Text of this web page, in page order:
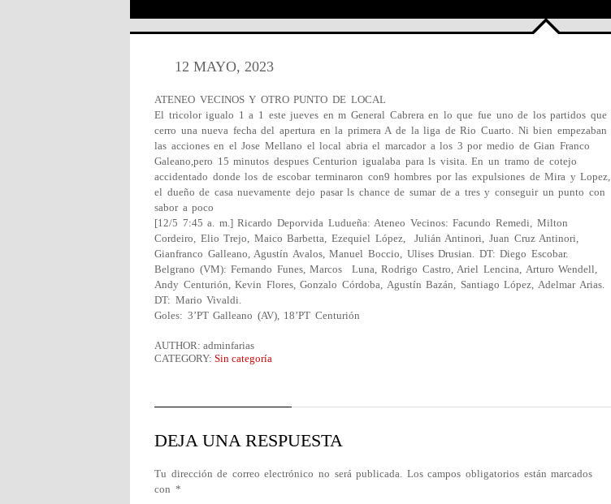
12 MAYO, 2023
ATENEO VECINOS Y OTRO PUNTO DE LOCAL
El tricolor igualo 1 a 1 este jueves en m General Cabrera en lo que fue uno de los partidos que
cerro una nueva fecha del apertura en la primera A de la liga de Rio Cuarto. Ni bien empezaban
las acciones en el Jose Mellano el local abria el marcador a los 3 por medio de Gian Franco
Galeano,pero 15 minutos despues Centurion igualaba para ls visita. En un tramo de cotejo
accidentado donde los de escobar terminaron con9 hombres por las expulsiones de Mira y Lopez,
el dueño de casa nuevamente dejo pasar ls chance de sumar de a tres y conseguir un punto con
sabor a poco
[12/5 7:45 a. m.] Ricardo Deporvida Ludueña: Ateneo Vecinos: Facundo Remedi, Milton
Cordeiro, Elio Trejo, Maico Barbetta, Ezequiel López, Julián Antinori, Juan Cruz Antinori,
Gianfranco Galleano, Agustín Avalos, Manuel Boccio, Ulises Drusian. DT: Diego Escobar.
Belgrano (VM): Fernando Funes, Marcos Luna, Rodrigo Castro, Ariel Lencina, Arturo Wendell,
Andy Centurión, Kevin Flores, Gonzalo Córdoba, Agustín Bazán, Santiago López, Adelmar Arias.
DT: Mario Vivaldi.
Goles: 3’PT Galleano (AV), 18’PT Centurión
AUTHOR: adminfarias
CATEGORY: Sin categoría
DEJA UNA RESPUESTA
Tu dirección de correo electrónico no será publicada. Los campos obligatorios están marcados
con *